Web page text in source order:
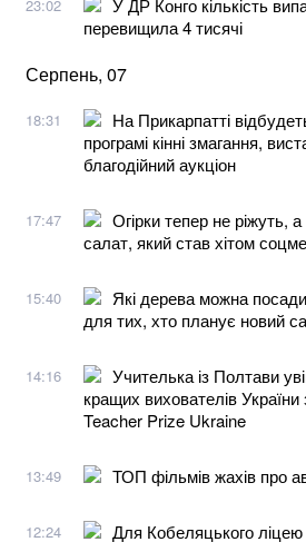
23:02
перевищила 4 тисячі
Серпень, 07
18:31
На Прикарпатті
програмі кінні змагання,
благодійний аукціон
17:47
Огірки тепер не ріжуть,
салат, який став хітом
15:40
Які дерева можна
для тих, хто планує новий
14:16
Учителька із Полтави
кращих вихователів
Teacher Prize Ukraine
13:49 ТОП фільмів жахів про
12:24
Для Кобеляцького